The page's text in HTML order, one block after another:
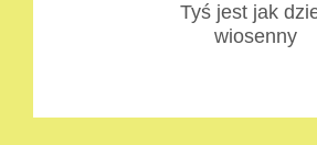
Tyś jest jak
wiosenny